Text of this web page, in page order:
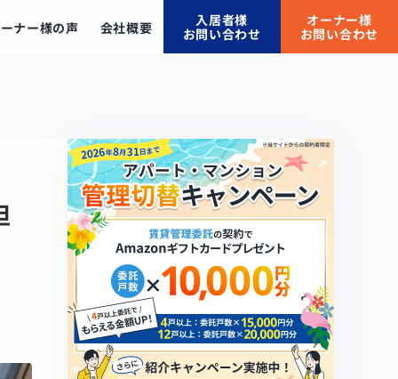
ナー様の声 会社概要
入居者様
お問い合わせ
オーナー様
お問い合わせ